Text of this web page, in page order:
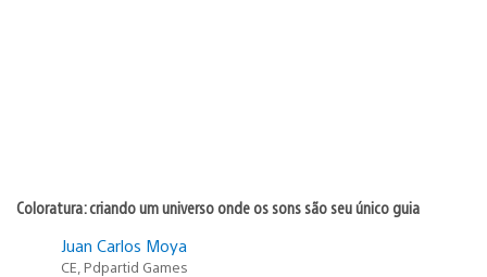
Coloratura: criando um universo onde os sons são seu único guia
Juan Carlos Moya
CE, Pdpartid Games